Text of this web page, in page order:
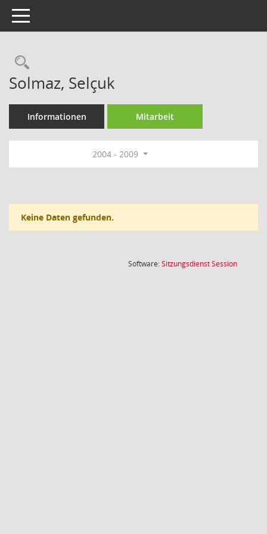
Toggle navigation
Rechercheauswahl
Solmaz, Selçuk
Informationen Mitarbeit
2004 - 2009
Keine Daten gefunden.
Software:SitzungsdienstSession(Wird in